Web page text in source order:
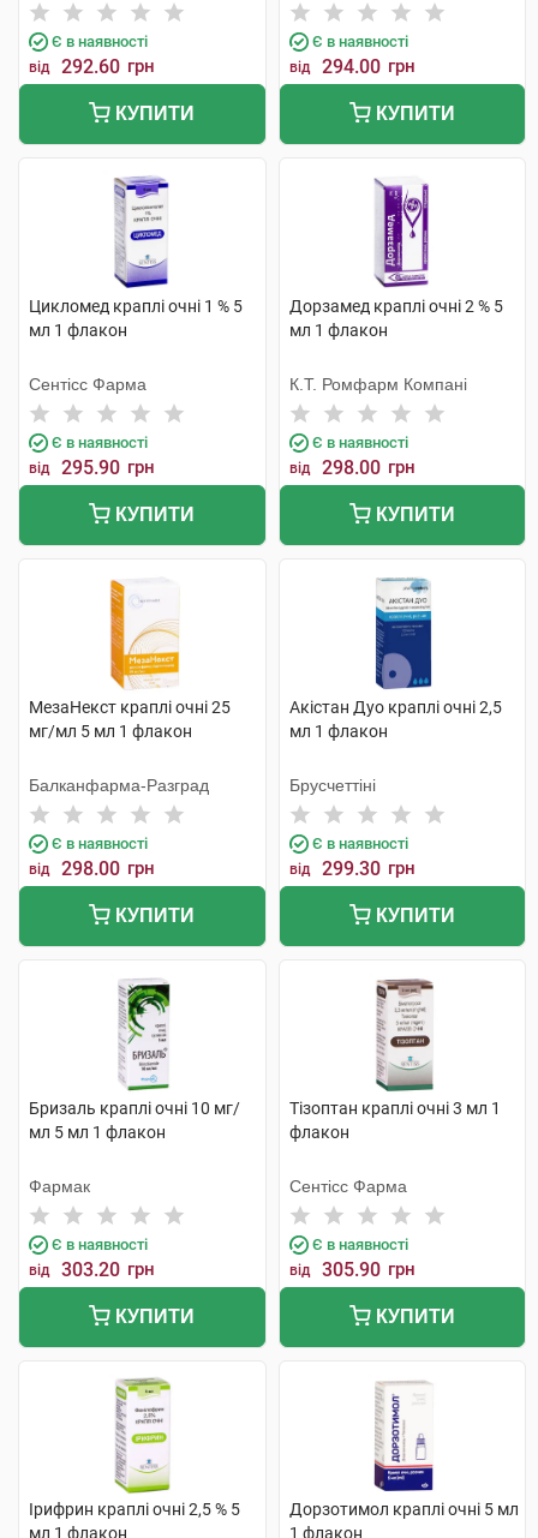
Є в наявності
від 292.60 грн
КУПИТИ
Є в наявності
від 294.00 грн
КУПИТИ
Цикломед краплі очні 1 % 5
мл 1 флакон
Сентісс Фарма
Є в наявності
від 295.90 грн
КУПИТИ
Дорзамед краплі очні 2 % 5
мл 1 флакон
К.Т. Ромфарм Компані
Є в наявності
від 298.00 грн
КУПИТИ
МезаНекст краплі очні 25
мг/мл 5 мл 1 флакон
Балканфарма-Разград
Є в наявності
від 298.00 грн
КУПИТИ
Акістан Дуо краплі очні 2,5
мл 1 флакон
Брусчеттіні
Є в наявності
від 299.30 грн
КУПИТИ
Бризаль краплі очні 10 мг/
мл 5 мл 1 флакон
Фармак
Є в наявності
від 303.20 грн
КУПИТИ
Тізоптан краплі очні 3 мл 1
флакон
Сентісс Фарма
Є в наявності
від 305.90 грн
КУПИТИ
Ірифрин краплі очні 2,5 % 5
мл 1 флакон
Дорзотимол краплі очні 5 мл
1 флакон